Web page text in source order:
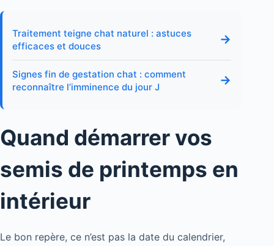
Traitement teigne chat naturel : astuces
efficaces et douces
→
Signes fin de gestation chat : comment
reconnaître l’imminence du jour J
→
Quand démarrer vos
semis de printemps en
intérieur
Le bon repère, ce n’est pas la date du calendrier,